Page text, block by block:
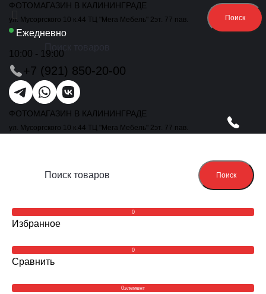
ФОТОМАГАЗИН В КАЛИНИНГРАДЕ
ул. Мусоргского 10 к.44 ТЦ "Мега Мебель" 2эт. 77 пав.
Ежедневно
10:00 - 19:00
+7 (921) 850-20-00
ФОТОМАГАЗИН В КАЛИНИНГРАДЕ
ул. Мусоргского 10 к.44 ТЦ "Мега Мебель" 2эт. 77 пав.
Поиск
0
Избранное
0
Сравнить
0элемент
Поиск